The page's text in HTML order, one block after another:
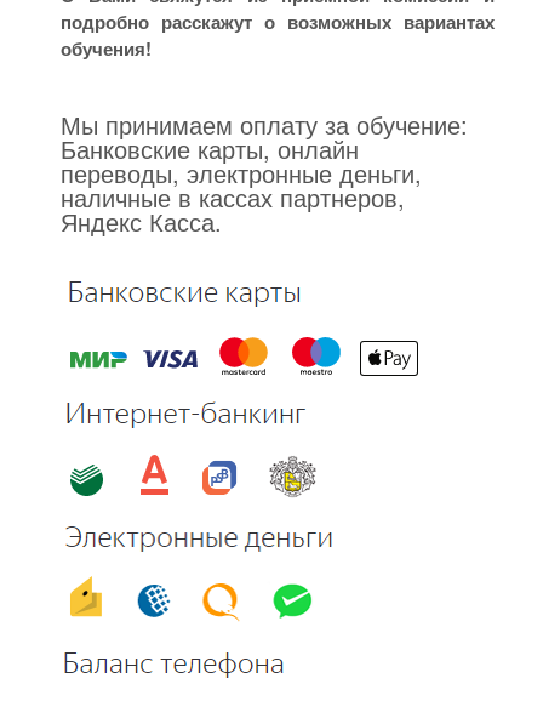
подробно расскажут о возможных вариантах
обучения!
Мы принимаем оплату за обучение:
Банковские карты, онлайн
переводы, электронные деньги,
наличные в кассах партнеров,
Яндекс Касса.